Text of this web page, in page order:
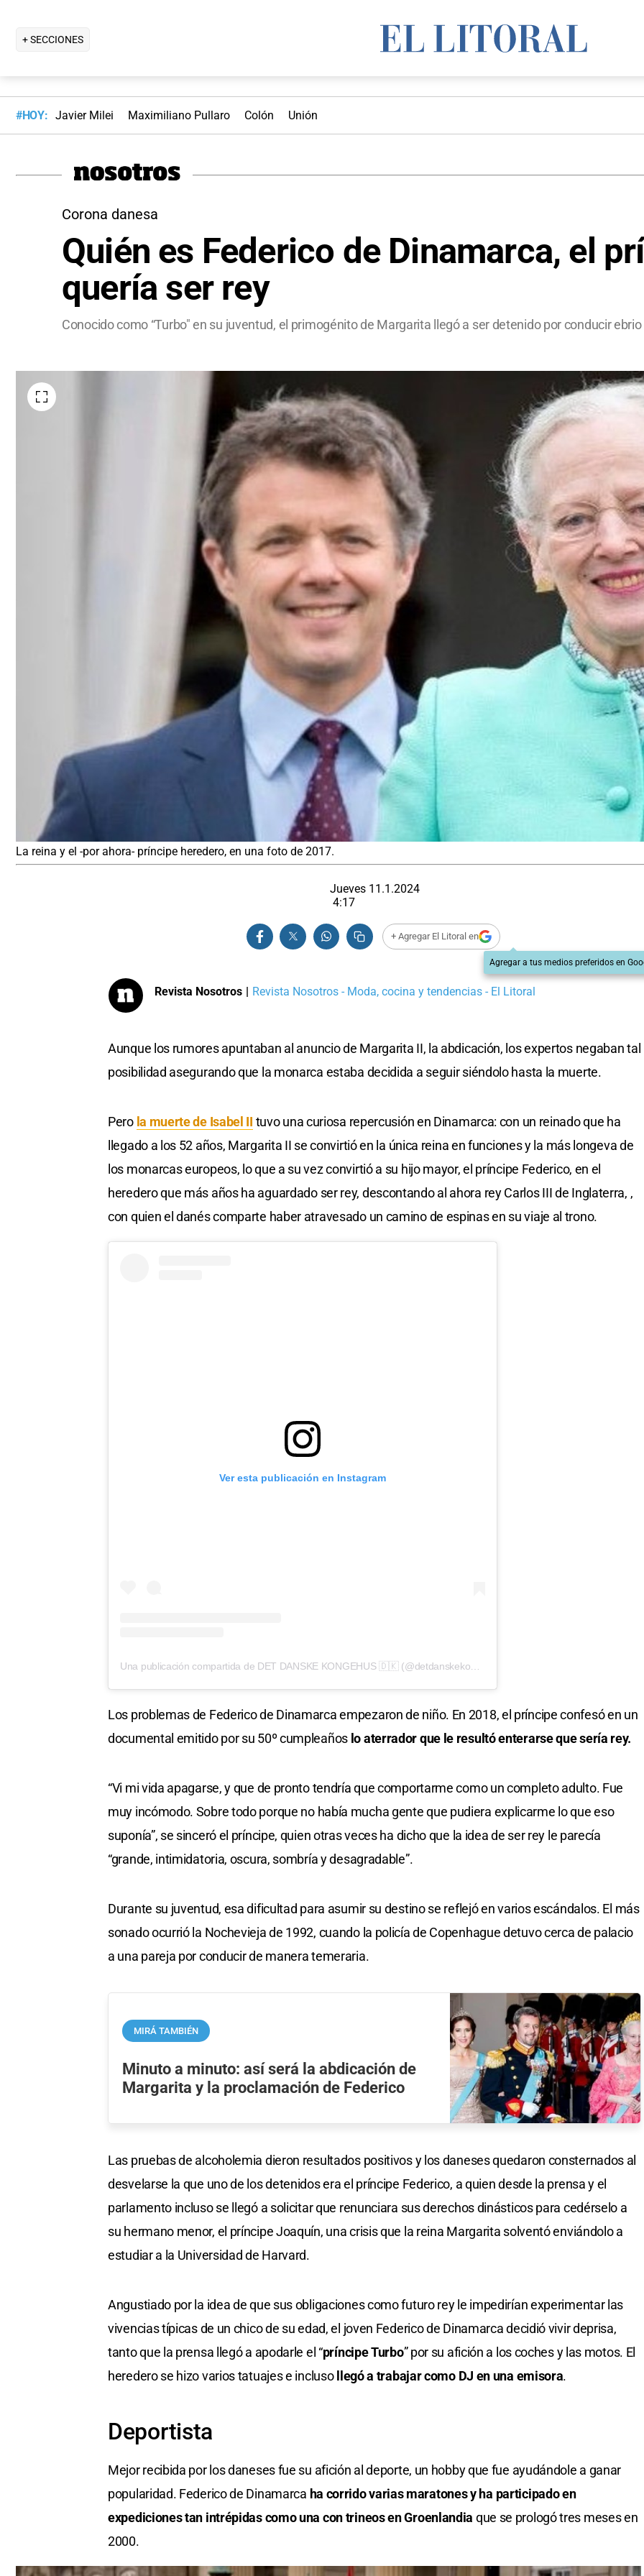
+ SECCIONES
#HOY: Javier Milei Maximiliano Pullaro Colón Unión
Corona danesa
Quién es Federico de Dinamarca, el
quería ser rey
Conocido como “Turbo" en su juventud, el primogénito de Margarita llegó a ser detenido por conducir ebrio
La reina y el -por ahora- príncipe heredero, en una foto de 2017.
Jueves 11.1.2024
4:17
+ Agregar El Litoral en
Agregar a tus medios preferidos en
Revista Nosotros | Revista Nosotros - Moda, cocina y tendencias - El Litoral
Aunque los rumores apuntaban al anuncio de Margarita II, la abdicación, los expertos negaban tal
posibilidad asegurando que la monarca estaba decidida a seguir siéndolo hasta la muerte.
Pero la muerte de Isabel II tuvo una curiosa repercusión en Dinamarca: con un reinado que ha
llegado a los 52 años, Margarita II se convirtió en la única reina en funciones y la más longeva de
los monarcas europeos, lo que a su vez convirtió a su hijo mayor, el príncipe Federico, en el
heredero que más años ha aguardado ser rey, descontando al ahora rey Carlos III de Inglaterra, ,
con quien el danés comparte haber atravesado un camino de espinas en su viaje al trono.
Ver esta publicación en Instagram
Los problemas de Federico de Dinamarca empezaron de niño. En 2018, el príncipe confesó en un
documental emitido por su 50º cumpleaños lo aterrador que le resultó enterarse que sería rey.
“Vi mi vida apagarse, y que de pronto tendría que comportarme como un completo adulto. Fue
muy incómodo. Sobre todo porque no había mucha gente que pudiera explicarme lo que eso
suponía”, se sinceró el príncipe, quien otras veces ha dicho que la idea de ser rey le parecía
“grande, intimidatoria, oscura, sombría y desagradable”.
Durante su juventud, esa dificultad para asumir su destino se reflejó en varios escándalos. El más
sonado ocurrió la Nochevieja de 1992, cuando la policía de Copenhague detuvo cerca de palacio
a una pareja por conducir de manera temeraria.
MIRÁ TAMBIÉN
Minuto a minuto: así será la abdicación de
Margarita y la proclamación de Federico
Las pruebas de alcoholemia dieron resultados positivos y los daneses quedaron consternados al
desvelarse la que uno de los detenidos era el príncipe Federico, a quien desde la prensa y el
parlamento incluso se llegó a solicitar que renunciara sus derechos dinásticos para cedérselo a
su hermano menor, el príncipe Joaquín, una crisis que la reina Margarita solventó enviándolo a
estudiar a la Universidad de Harvard.
Angustiado por la idea de que sus obligaciones como futuro rey le impedirían experimentar las
vivencias típicas de un chico de su edad, el joven Federico de Dinamarca decidió vivir deprisa,
tanto que la prensa llegó a apodarle el “príncipe Turbo” por su afición a los coches y las motos. El
heredero se hizo varios tatuajes e incluso
llegó a trabajar como DJ en una emisora.
Deportista
Mejor recibida por los daneses fue su afición al deporte, un hobby que fue ayudándole a ganar
popularidad. Federico de Dinamarca ha corrido varias maratones y ha participado en
expediciones tan intrépidas como una con trineos en Groenlandia que se prologó tres meses en
2000.